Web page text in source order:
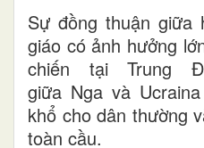
Sự đồng thuận giữa
giáo có ảnh hưởng
chiến tại Trung
giữa Nga và
khổ cho dân thường
toàn cầu.